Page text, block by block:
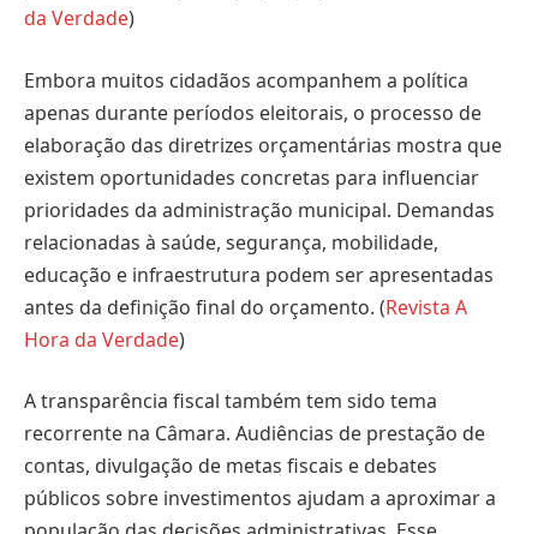
da Verdade)
Embora muitos cidadãos acompanhem a política
apenas durante períodos eleitorais, o processo de
elaboração das diretrizes orçamentárias mostra que
existem oportunidades concretas para influenciar
prioridades da administração municipal. Demandas
relacionadas à saúde, segurança, mobilidade,
educação e infraestrutura podem ser apresentadas
antes da definição final do orçamento. (Revista A
Hora da Verdade)
A transparência fiscal também tem sido tema
recorrente na Câmara. Audiências de prestação de
contas, divulgação de metas fiscais e debates
públicos sobre investimentos ajudam a aproximar a